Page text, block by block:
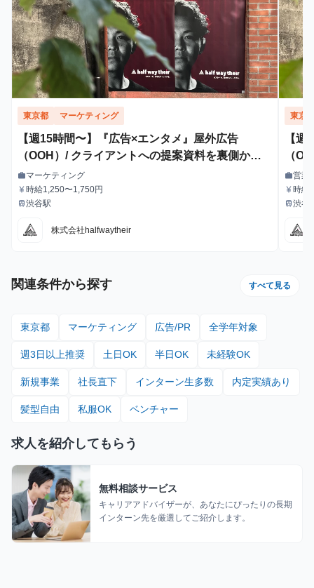
東京都 マーケティング
【週15時間〜】『広告×エンタメ』屋外広告
（OOH）/ クライアントへの提案資料を裏側から
支えるインターン！
職種
workマーケティング
給与
currency_yen時給1,250〜1,750円
最寄駅
train渋谷駅
株式会社halfwaytheir
東京
【
（
職種
work営業
給与
currency_yen時給
最寄駅
train渋谷
関連条件から探す すべて見る
東京都 マーケティング 広告/PR 全学年対象
週3日以上推奨 土日OK 半日OK 未経験OK
新規事業 社長直下 インターン生多数 内定実績あり
髪型自由 私服OK ベンチャー
求人を紹介してもらう
無料相談サービス
キャリアアドバイザーが、あなたにぴったりの長期
インターン先を厳選してご紹介します。